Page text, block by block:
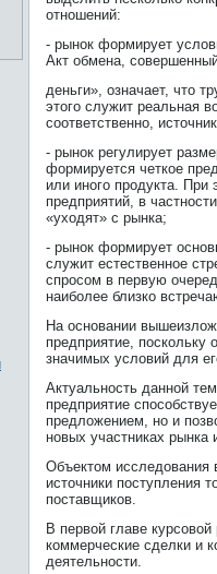
отношений:
- рынок формирует
Акт обмена,
деньги», означает, что
этого служит реальная
соответственно,
- рынок регулирует
формируется четкое
или иного продукта. При
предприятий, в
«уходят» с рынка;
- рынок формирует
служит естественное
спросом в первую
наиболее близко
На основании
предприятие, поскольку
значимых условий для
Актуальность данной
предприятие
предложением, но и
новых участниках рынка
Объектом исследования
источники поступления
поставщиков.
В первой главе
коммерческие сделки и
деятельности.